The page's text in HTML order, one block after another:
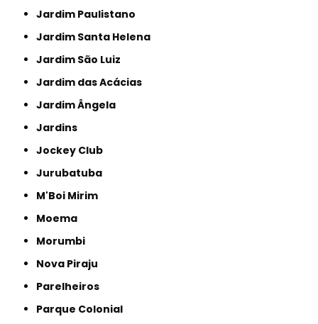
Jardim Paulistano
Jardim Santa Helena
Jardim São Luiz
Jardim das Acácias
Jardim Ângela
Jardins
Jockey Club
Jurubatuba
M'Boi Mirim
Moema
Morumbi
Nova Piraju
Parelheiros
Parque Colonial